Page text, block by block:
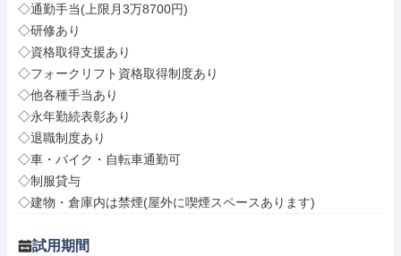
◇通勤手当(上限月3万8700円)
◇研修あり
◇資格取得支援あり
◇フォークリフト資格取得制度あり
◇他各種手当あり
◇永年勤続表彰あり
◇退職制度あり
◇車・バイク・自転車通勤可
◇制服貸与
◇建物・倉庫内は禁煙(屋外に喫煙スペースあります)
試用期間